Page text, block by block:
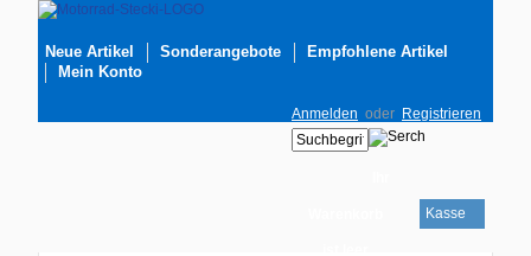
Neue Artikel Sonderangebote
Empfohlene Artikel
Mein Konto
Anmelden oder Registrieren
Kasse